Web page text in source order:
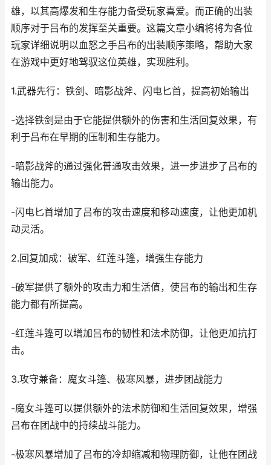
雄，以其高爆发和生存能力备受玩家喜爱。而正确的出装
顺序对于吕布的发挥至关重要。这篇文章小编将将为各位
玩家详细说明以血怒之手吕布的出装顺序策略，帮助大家
在游戏中更好地驾驭这位英雄，实现胜利。
1.武器先行：铁剑、暗影战斧、闪电匕首，提高初始输出
-选择铁剑是由于它能提供额外的伤害和生活回复效果，有
利于吕布在早期的压制和生存能力。
-暗影战斧的通过强化普通攻击效果，进一步进步了吕布的
输出能力。
-闪电匕首增加了吕布的攻击速度和移动速度，让他更加机
动灵活。
2.回复加成：破军、红莲斗篷，增强生存能力
-破军提供了额外的攻击力和生活值，使吕布的输出和生存
能力都有所提高。
-红莲斗篷可以增加吕布的韧性和法术防御，让他更加抗打
击。
3.攻守兼备：魔女斗篷、极寒风暴，进步团战能力
-魔女斗篷可以提供额外的法术防御和生活回复效果，增强
吕布在团战中的持续战斗能力。
-极寒风暴增加了吕布的冷却缩减和物理防御，让他在团战